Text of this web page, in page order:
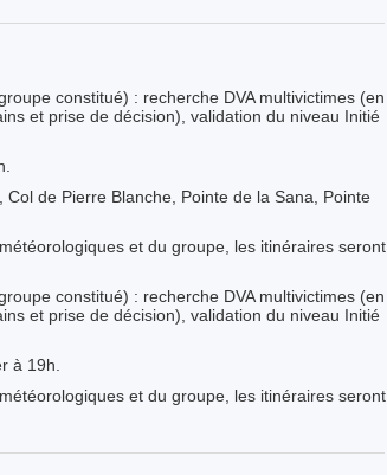
constitué) : recherche DVA multivictimes (en
et prise de décision), validation du niveau Initié
de Pierre Blanche, Pointe de la Sana, Pointe
et du groupe, les itinéraires seront
constitué) : recherche DVA multivictimes (en
et prise de décision), validation du niveau Initié
à 19h.
et du groupe, les itinéraires seront